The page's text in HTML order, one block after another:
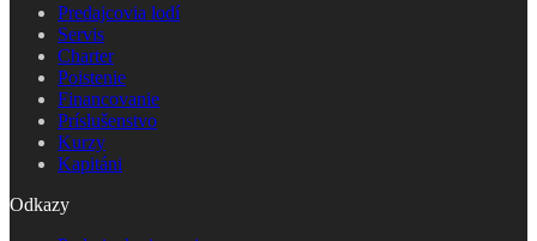
Predajcovia lodí
Servis
Charter
Poistenie
Financovanie
Príslušenstvo
Kurzy
Kapitáni
Odkazy